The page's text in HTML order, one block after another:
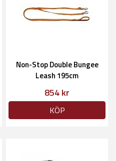
Non-Stop Double Bungee
Leash 195cm
854 kr
KÖP